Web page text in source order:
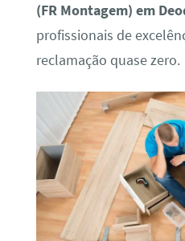
(FR Montagem) em
profissionais de
reclamação quase zero.